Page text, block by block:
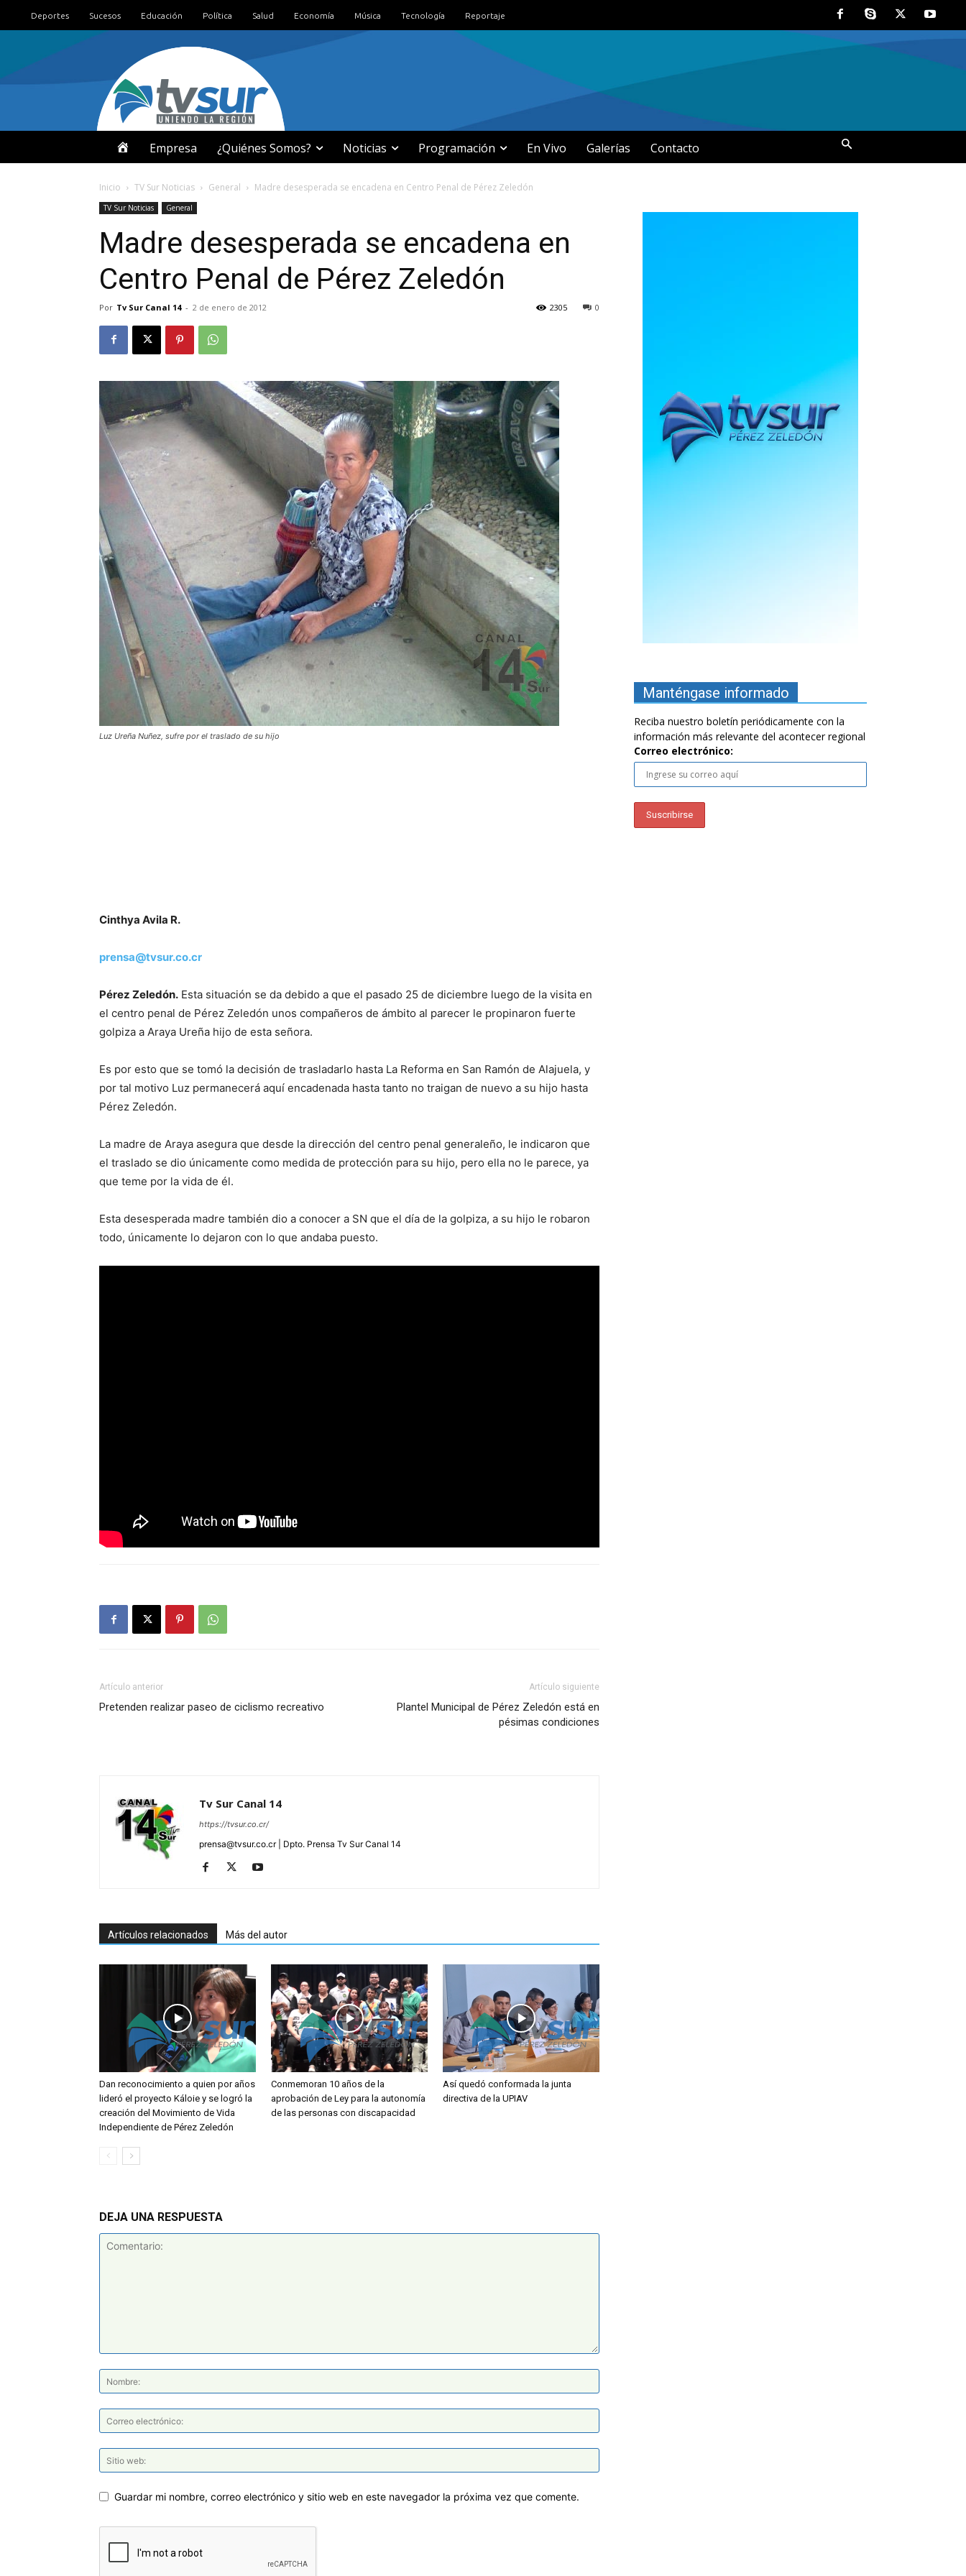
Deportes Sucesos Educación Política Salud Economía Música Tecnología Reportaje
N
I
C
I
Empresa ¿Quiénes Somos? Noticias Programación En Vivo Galerías Contacto
Inicio TV Sur Noticias General Madre desesperada se encadena en Centro Penal de Pérez Zeledón
TV Sur Noticias General
Madre desesperada se encadena en
Centro Penal de Pérez Zeledón
Por Tv Sur Canal 14 - 2 de enero de 2012 0
2305
Luz Ureña Nuñez, sufre por el traslado de su hijo
Cinthya Avila R.
prensa@tvsur.co.cr
Pérez Zeledón. Esta situación se da debido a que el pasado 25 de diciembre luego de la visita en
el centro penal de Pérez Zeledón unos compañeros de ámbito al parecer le propinaron fuerte
golpiza a Araya Ureña hijo de esta señora.
Es por esto que se tomó la decisión de trasladarlo hasta La Reforma en San Ramón de Alajuela, y
por tal motivo Luz permanecerá aquí encadenada hasta tanto no traigan de nuevo a su hijo hasta
Pérez Zeledón.
La madre de Araya asegura que desde la dirección del centro penal generaleño, le indicaron que
el traslado se dio únicamente como medida de protección para su hijo, pero ella no le parece, ya
que teme por la vida de él.
Esta desesperada madre también dio a conocer a SN que el día de la golpiza, a su hijo le robaron
todo, únicamente lo dejaron con lo que andaba puesto.
Artículo anterior
Pretenden realizar paseo de ciclismo recreativo
Artículo siguiente
Plantel Municipal de Pérez Zeledón está en
pésimas condiciones
Tv Sur Canal 14
https://tvsur.co.cr/
prensa@tvsur.co.cr | Dpto. Prensa Tv Sur Canal 14
Artículos relacionados Más del autor
Dan reconocimiento a quien por años
lideró el proyecto Káloie y se logró la
creación del Movimiento de Vida
Independiente de Pérez Zeledón
Conmemoran 10 años de la
aprobación de Ley para la autonomía
de las personas con discapacidad
Así quedó conformada la junta
directiva de la UPIAV
DEJA UNA RESPUESTA
Guardar mi nombre, correo electrónico y sitio web en este navegador la próxima vez que comente.
Manténgase informado
Reciba nuestro boletín periódicamente con la
información más relevante del acontecer regional
Correo electrónico: